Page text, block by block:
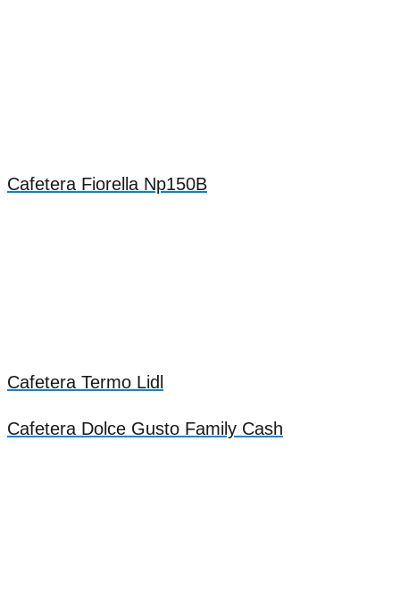
Cafetera Fiorella Np150B
Cafetera Termo Lidl
Cafetera Dolce Gusto Family Cash